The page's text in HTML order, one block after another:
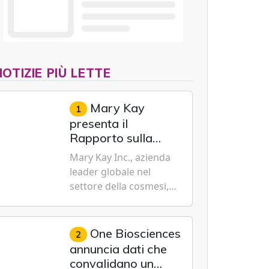
PIÙ LETTE
1 Mary Kay
presenta il
Rapporto sulla
sostenibilità 2026,
evidenziando i
progressi
realizzati a livello
globale nelle sfere
sociale, economica
e ambientale
Mary Kay Inc., azienda
leader globale nel
settore della cosmesi,
sostenibilità e
dell'emancipazione
femminile, oggi ha
presentato il suo
2 One Biosciences
annuncia dati che
convalidano un